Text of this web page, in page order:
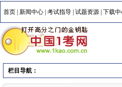
首页 新闻中心 考试指导 试题资源 下载
栏目导航：